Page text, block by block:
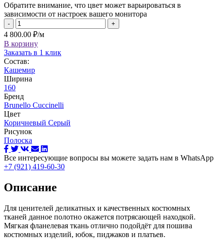
Обратите внимание, что цвет может варьироваться в
зависимости от настроек вашего монитора
- +
4 800.00 ₽/м
В корзину
Заказать в 1 клик
Состав:
Кашемир
Ширина
160
Бренд
Brunello Cuccinelli
Цвет
Коричневый Серый
Рисунок
Полоска
Все интересующие вопросы вы можете задать нам в WhatsApp
+7 (921) 419-60-30
Описание
Для ценителей деликатных и качественных костюмных
тканей данное полотно окажется потрясающей находкой.
Мягкая фланелевая ткань отлично подойдёт для пошива
костюмных изделий, юбок, пиджаков и платьев.